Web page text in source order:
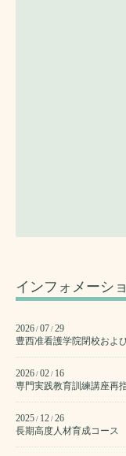
インフォメーシ
2026 / 07 / 29
豊西准看護学院閉校およ
2026 / 02 / 16
専門実践教育訓練講座再
2025 / 12 / 26
長期高度人材育成コース